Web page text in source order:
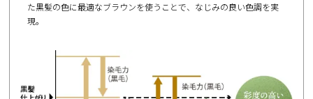
た黒髪の色に最適なブラウンを使うことで、なじみの良い色調を実
現。